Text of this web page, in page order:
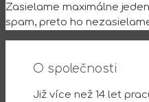
Zasielame maximálne
spam, preto ho
O společnosti
Již více než 14 let